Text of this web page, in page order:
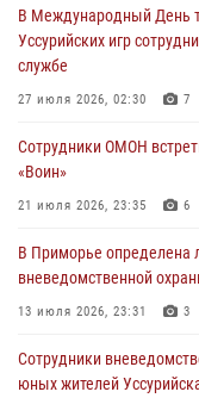
ходом
28 июля 2026, 10:29 3
Росгвардейцы в
28 июля 2026, 05:39
В Международный День
службе
27 июля 2026, 02:30
В Международный День
Уссурийских игр
службе
27 июля 2026, 02:30 7
Сотрудники ОМОН
«Воин»
21 июля 2026, 23:35 6
В Приморье определена
вневедомственной
13 июля 2026, 23:31 3
Сотрудники
юных жителей